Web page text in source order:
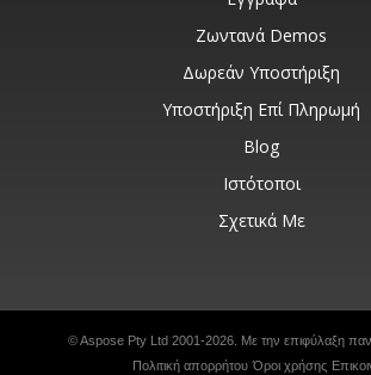
Ζωντανά Demos
Δωρεάν Υποστήριξη
Υποστήριξη Επί Πληρωμή
Blog
Ιστότοποι
Σχετικά Με
© Aspose Pty Ltd 2001-2026. Με την επιφύλαξη
Πολιτική απορρήτου Όροι χρήσης